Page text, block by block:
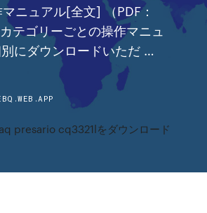
ニュアル[全文] （PDF：
テゴリーごとの操作マニュ
にダウンロードいただ …
presario cq3321lをダウンロード